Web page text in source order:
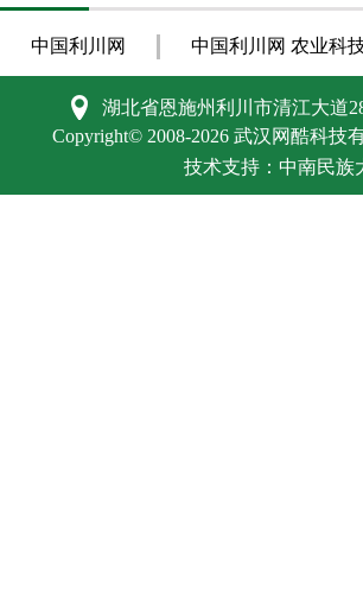
中国利川网 中国利川网 农业科
湖北省恩施州利川市清江大道
Copyright© 2008-2026 武汉网酷科技
技术支持： 中南民族